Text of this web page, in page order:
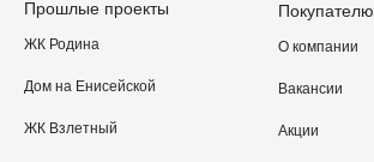
Прошлые проекты
ЖК Родина
Дом на Енисейской
ЖК Взлетный
Покупателю
О компании
Вакансии
Акции